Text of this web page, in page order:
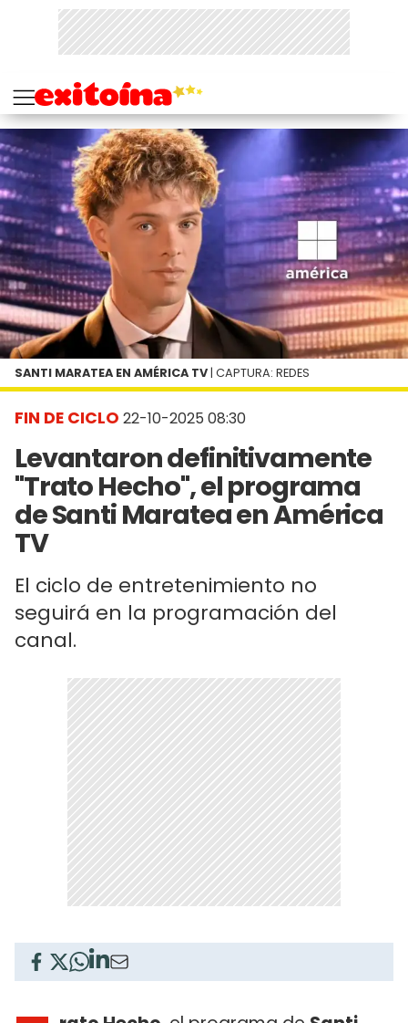
FIN DE CICLO 22-10-2025 08:30
Levantaron definitivamente
"Trato Hecho", el programa
de Santi Maratea en América
TV
El ciclo de entretenimiento no
seguirá en la programación del
canal.
SANTI MARATEA EN AMÉRICA TV | CAPTURA: REDES